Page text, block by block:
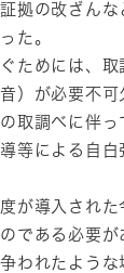
拠の改ざん
た。
ためには、取
）が必要不
取調べに伴
等による自
が導入された
である必要
われたよう